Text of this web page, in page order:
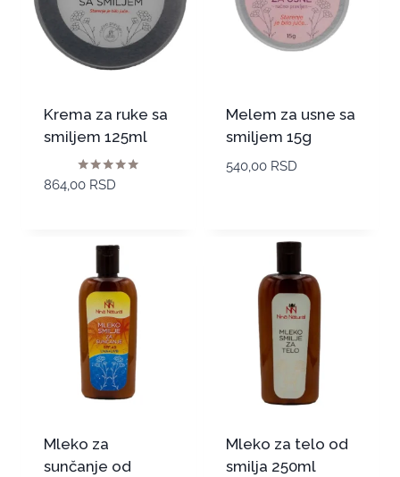
Krema za ruke sa
smiljem 125ml
Ocenjeno sa
864,00 RSD
Melem za usne sa
smiljem 15g
540,00 RSD
Mleko za
sunčanje od
Mleko za telo od
smilja 250ml